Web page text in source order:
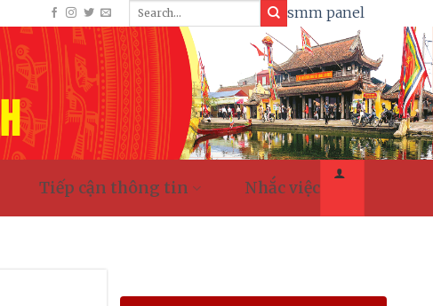
smm panel
Tiếp cận thông tin Nhắc việc